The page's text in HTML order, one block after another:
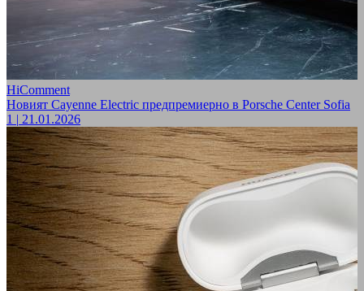
HiComment
Новият Cayenne Electric предпремиерно в Porsche Center Sofia
1 | 21.01.2026